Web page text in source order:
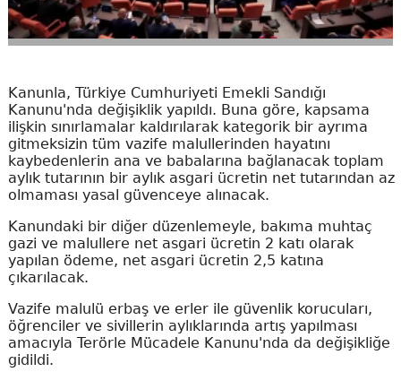
Kanunla, Türkiye Cumhuriyeti Emekli Sandığı
Kanunu'nda değişiklik yapıldı. Buna göre, kapsama
ilişkin sınırlamalar kaldırılarak kategorik bir ayrıma
gitmeksizin tüm vazife malullerinden hayatını
kaybedenlerin ana ve babalarına bağlanacak toplam
aylık tutarının bir aylık asgari ücretin net tutarından az
olmaması yasal güvenceye alınacak.
Kanundaki bir diğer düzenlemeyle, bakıma muhtaç
gazi ve malullere net asgari ücretin 2 katı olarak
yapılan ödeme, net asgari ücretin 2,5 katına
çıkarılacak.
Vazife malulü erbaş ve erler ile güvenlik korucuları,
öğrenciler ve sivillerin aylıklarında artış yapılması
amacıyla Terörle Mücadele Kanunu'nda da değişikliğe
gidildi.